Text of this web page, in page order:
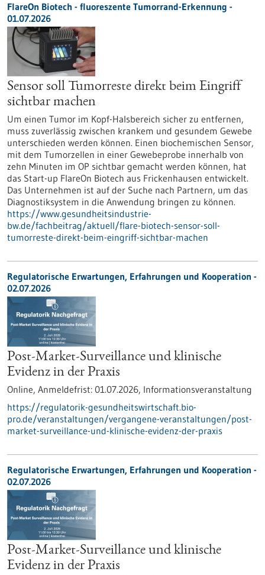
FlareOn Biotech - fluoreszente Tumorrand-Erkennung -
01.07.2026
Sensor soll Tumorreste direkt beim Eingriff
sichtbar machen
Um einen Tumor im Kopf-Halsbereich sicher zu entfernen,
muss zuverlässig zwischen krankem und gesundem Gewebe
unterschieden werden können. Einen biochemischen Sensor,
mit dem Tumorzellen in einer Gewebeprobe innerhalb von
zehn Minuten im OP sichtbar gemacht werden können, hat
das Start-up FlareOn Biotech aus Frickenhausen entwickelt.
Das Unternehmen ist auf der Suche nach Partnern, um das
Diagnostiksystem in die Anwendung bringen zu können.
https://www.gesundheitsindustrie-
bw.de/fachbeitrag/aktuell/flare-biotech-sensor-soll-
tumorreste-direkt-beim-eingriff-sichtbar-machen
Regulatorische Erwartungen, Erfahrungen und Kooperation -
02.07.2026
Post-Market-Surveillance und klinische
Evidenz in der Praxis
Online, Anmeldefrist: 01.07.2026, Informationsveranstaltung
https://regulatorik-gesundheitswirtschaft.bio-
pro.de/veranstaltungen/vergangene-veranstaltungen/post-
market-surveillance-und-klinische-evidenz-der-praxis
Regulatorische Erwartungen, Erfahrungen und Kooperation -
02.07.2026
Post-Market-Surveillance und klinische
Evidenz in der Praxis